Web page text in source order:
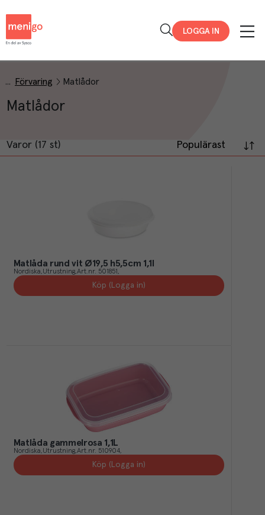
LOGGA IN
Förvaring Matlådor
Matlådor
Varor (17 st) Populärast
Matlåda rund vit Ø19,5 h5,5cm 1,1l
Nordiska Utrustning Art.nr. 501851
Köp (Logga in)
Matlåda gammelrosa 1,1L
Nordiska Utrustning Art.nr. 510904
Köp (Logga in)